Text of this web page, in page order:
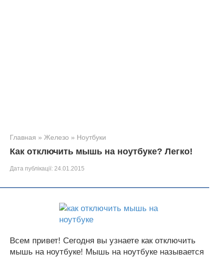
Главная » Железо » Ноутбуки
Как отключить мышь на ноутбуке? Легко!
Дата публікації: 24.01.2015
Всем привет! Сегодня вы узнаете как отключить
мышь на ноутбуке! Мышь на ноутбуке называется